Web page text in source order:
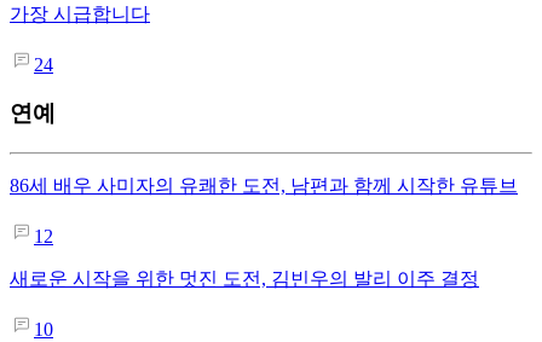
가장 시급합니다
24
연예
86세 배우 사미자의 유쾌한 도전, 남편과 함께 시작한 유튜브
12
새로운 시작을 위한 멋진 도전, 김빈우의 발리 이주 결정
10